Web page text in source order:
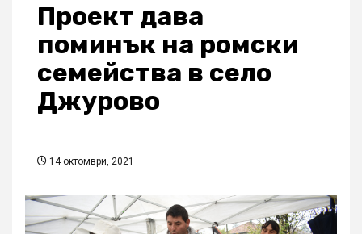
Проект дава
поминък на ромски
семейства в село
Джурово
14 октомври, 2021